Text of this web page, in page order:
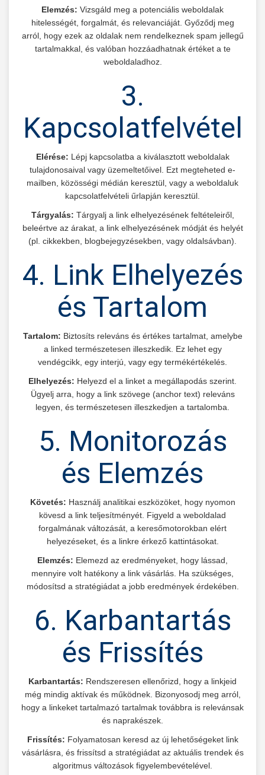
Elemzés: Vizsgáld meg a potenciális weboldalak
hitelességét, forgalmát, és relevanciáját. Győződj meg
arról, hogy ezek az oldalak nem rendelkeznek spam jellegű
tartalmakkal, és valóban hozzáadhatnak értéket a te
weboldaladhoz.
3.
Kapcsolatfelvétel
Elérése: Lépj kapcsolatba a kiválasztott weboldalak
tulajdonosaival vagy üzemeltetőivel. Ezt megteheted e-
mailben, közösségi médián keresztül, vagy a weboldaluk
kapcsolatfelvételi űrlapján keresztül.
Tárgyalás: Tárgyalj a link elhelyezésének feltételeiről,
beleértve az árakat, a link elhelyezésének módját és helyét
(pl. cikkekben, blogbejegyzésekben, vagy oldalsávban).
4. Link Elhelyezés
és Tartalom
Tartalom: Biztosíts releváns és értékes tartalmat, amelybe
a linked természetesen illeszkedik. Ez lehet egy
vendégcikk, egy interjú, vagy egy termékértékelés.
Elhelyezés: Helyezd el a linket a megállapodás szerint.
Ügyelj arra, hogy a link szövege (anchor text) releváns
legyen, és természetesen illeszkedjen a tartalomba.
5. Monitorozás
és Elemzés
Követés: Használj analitikai eszközöket, hogy nyomon
kövesd a link teljesítményét. Figyeld a weboldalad
forgalmának változását, a keresőmotorokban elért
helyezéseket, és a linkre érkező kattintásokat.
Elemzés: Elemezd az eredményeket, hogy lássad,
mennyire volt hatékony a link vásárlás. Ha szükséges,
módosítsd a stratégiádat a jobb eredmények érdekében.
6. Karbantartás
és Frissítés
Karbantartás: Rendszeresen ellenőrizd, hogy a linkjeid
még mindig aktívak és működnek. Bizonyosodj meg arról,
hogy a linkeket tartalmazó tartalmak továbbra is relevánsak
és naprakészek.
Frissítés: Folyamatosan keresd az új lehetőségeket link
vásárlásra, és frissítsd a stratégiádat az aktuális trendek és
algoritmus változások figyelembevételével.